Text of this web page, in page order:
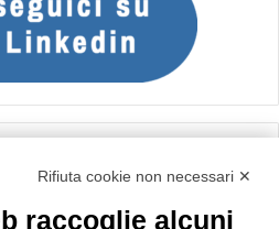
Rifiuta cookie non necessari ✕
raccoglie alcuni